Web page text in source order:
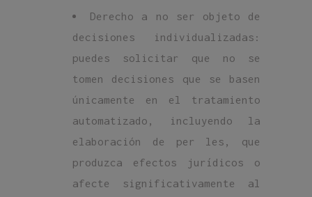
Derecho a no ser objeto de
decisiones individualizadas:
puedes solicitar que no se
tomen decisiones que se basen
únicamente en el tratamiento
automatizado, incluyendo la
elaboración de per les, que
produzca efectos jurídicos o
afecte significativamente al